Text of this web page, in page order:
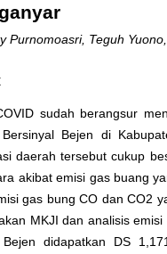
Purnomoasri, Teguh
sudah berangsur
Bejen di
daerah tersebut cukup
akibat emisi gas buang
gas bung CO dan CO2
MKJI dan analisis
Bejen didapatkan DS